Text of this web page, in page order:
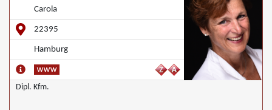
Carola
22395
Hamburg
Dipl. Kfm.